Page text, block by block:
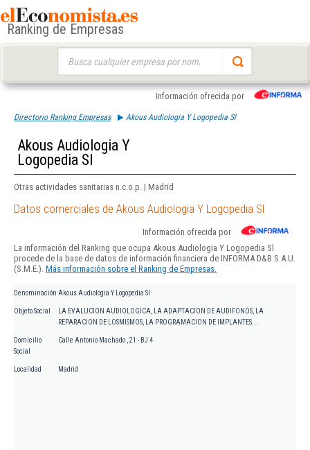
Ranking de Empresas
Información ofrecida por
Directorio Ranking Empresas Akous Audiologia Y Logopedia Sl
Akous Audiologia Y
Logopedia Sl
Otras actividades sanitarias n.c.o.p. | Madrid
Datos comerciales de Akous Audiologia Y Logopedia Sl
Información ofrecida por
La información del Ranking que ocupa Akous Audiologia Y Logopedia Sl
procede de la base de datos de información financiera de INFORMA D&B S.A.U.
(S.M.E.). Más información sobre el Ranking de Empresas.
Denominación Akous Audiologia Y Logopedia Sl
Objeto Social
LA EVALUCION AUDIOLOGICA, LA ADAPTACION DE AUDIFONOS, LA
REPARACION DE LOSMISMOS, LA PROGRAMACION DE IMPLANTES...
Domicilio
Social
Calle Antonio Machado , 21 - BJ 4
Localidad Madrid